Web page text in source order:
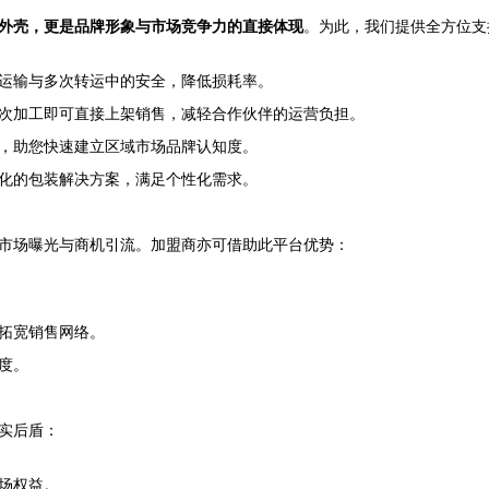
壳，更是品牌形象与市场竞争力的直接体现。为此，我们提供全方位
与多次转运中的安全，降低损耗率。
工即可直接上架销售，减轻合作伙伴的运营负担。
您快速建立区域市场品牌认知度。
包装解决方案，满足个性化需求。
场曝光与商机引流。加盟商亦可借助此平台优势：
宽销售网络。
。
后盾：
权益。